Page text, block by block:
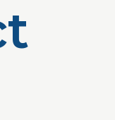
t